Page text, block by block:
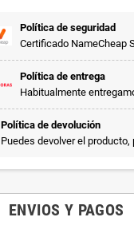
Política de seguridad
Certificado NameCheap
Política de entrega
Habitualmente
Política de devolución
Puedes devolver el
ENVIOS Y PAGOS